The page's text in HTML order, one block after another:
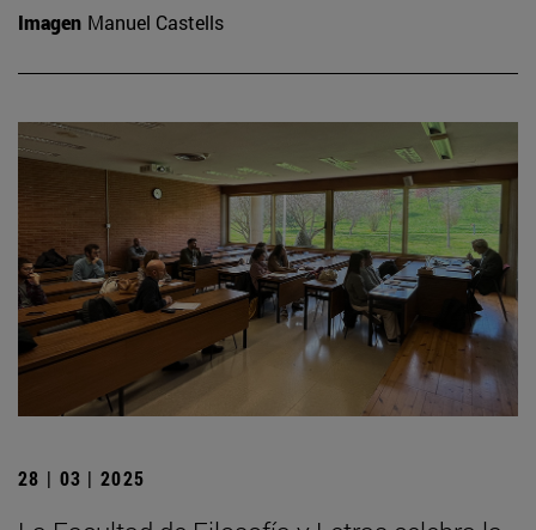
Imagen Manuel Castells
28 | 03 | 2025